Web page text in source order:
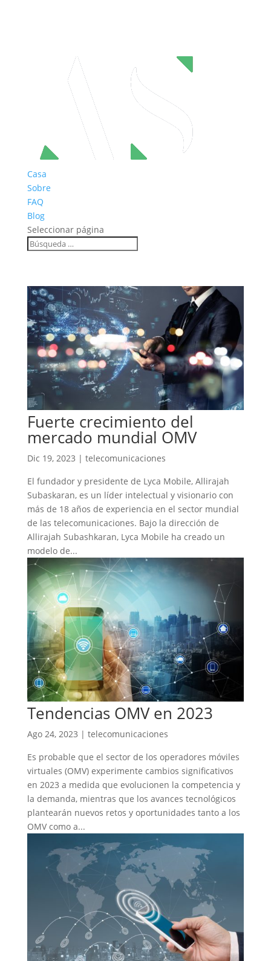
Casa
Sobre
FAQ
Blog
Seleccionar página
Fuerte crecimiento del
mercado mundial OMV
Dic 19, 2023 | telecomunicaciones
El fundador y presidente de Lyca Mobile, Allirajah
Subaskaran, es un líder intelectual y visionario con
más de 18 años de experiencia en el sector mundial
de las telecomunicaciones. Bajo la dirección de
Allirajah Subashkaran, Lyca Mobile ha creado un
modelo de...
Tendencias OMV en 2023
Ago 24, 2023 | telecomunicaciones
Es probable que el sector de los operadores móviles
virtuales (OMV) experimente cambios significativos
en 2023 a medida que evolucionen la competencia y
la demanda, mientras que los avances tecnológicos
plantearán nuevos retos y oportunidades tanto a los
OMV como a...